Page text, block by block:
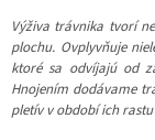
Výživa trávnika tvorí
plochu. Ovplyvňuje
ktoré sa odvíjajú od
Hnojením dodávame
pletív v období ich